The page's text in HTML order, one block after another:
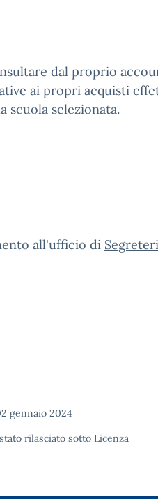
dal proprio
ai propri acquisti
scuola selezionata.
all'ufficio di
gennaio 2024
rilasciato sotto Licenza